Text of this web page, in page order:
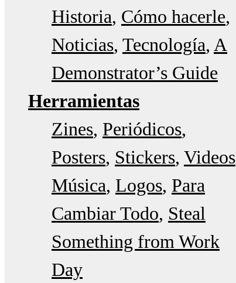
Historia Cómo hacerle
Noticias Tecnología A
Demonstrator’s Guide
Herramientas
Zines Periódicos
Posters Stickers Videos
Música Logos Para
Cambiar Todo Steal
Something from Work
Day